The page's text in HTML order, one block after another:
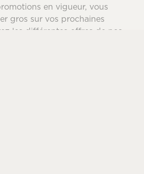
en vigueur, vous
gros sur vos prochaines
les différentes offres de nos